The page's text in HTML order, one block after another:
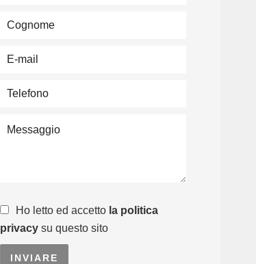
Ho letto ed accetto la politica
privacy su questo sito
INVIARE